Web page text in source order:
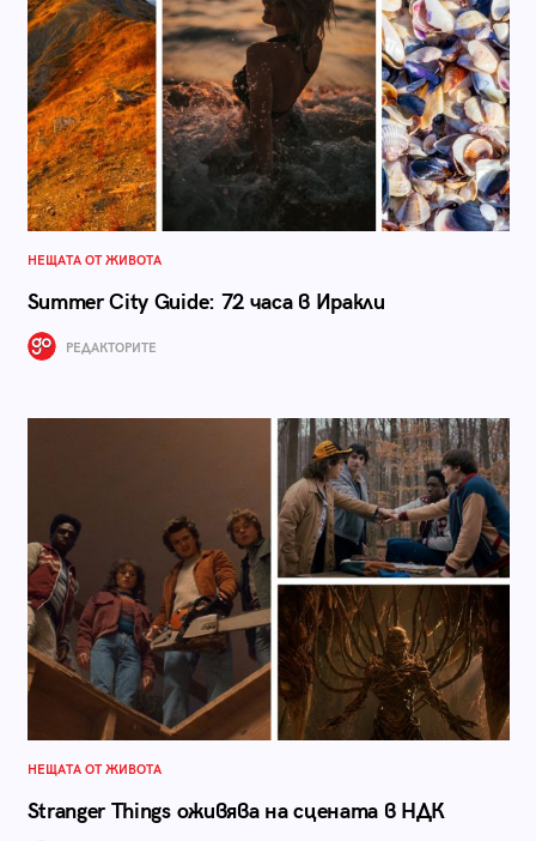
НЕЩАТА ОТ ЖИВОТА
Summer City Guide: 72 часа в Иракли
РЕДАКТОРИТЕ
НЕЩАТА ОТ ЖИВОТА
Stranger Things оживява на сцената в НДК